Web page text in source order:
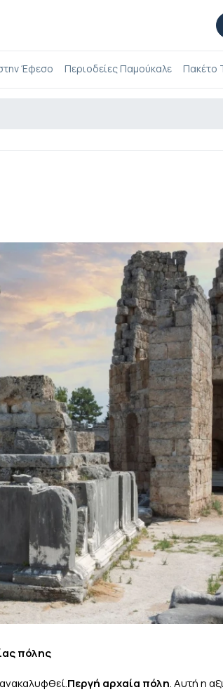
Έφεσο Περιοδείες Παμούκαλε Πακέτο
πόλης
Περγή αρχαία πόλη. Αυτή η